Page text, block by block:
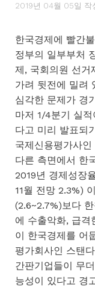
2019년 04월 05일 작
한국경제에 빨간
정부의 일부부처
제, 국회의원 선거
가려 뒷전에 밀려
심각한 문제가 경
마저 1/4분기 실
다고 미리 발표되
국제신용평가사
다른 측면에서 한
2019년 경제성장
11월 전망 2.3%)
(2.6~2.7%)보다
에 수출악화, 급격
이 한국경제를 어
평가회사인 스탠
간판기업들이 무
능성이 있다고 경